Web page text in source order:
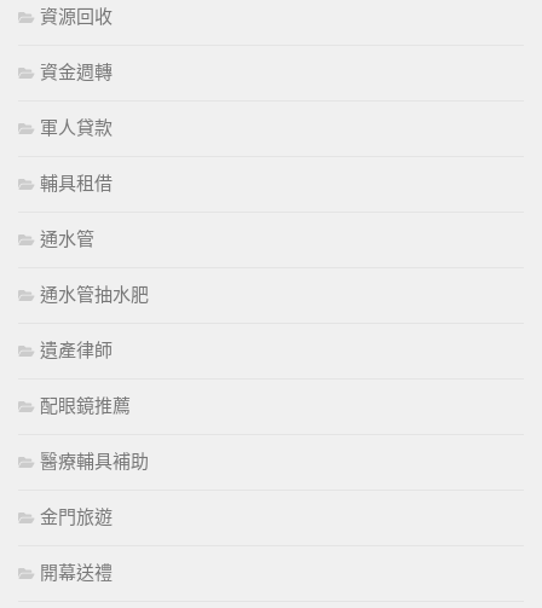
資源回收
資金週轉
軍人貸款
輔具租借
通水管
通水管抽水肥
遺產律師
配眼鏡推薦
醫療輔具補助
金門旅遊
開幕送禮